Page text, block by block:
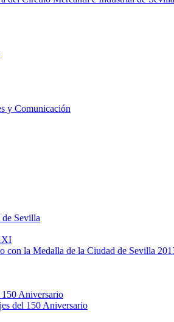
y Comunicación
Sevilla
con la Medalla de la Ciudad de Sevilla
150 Aniversario
del 150 Aniversario